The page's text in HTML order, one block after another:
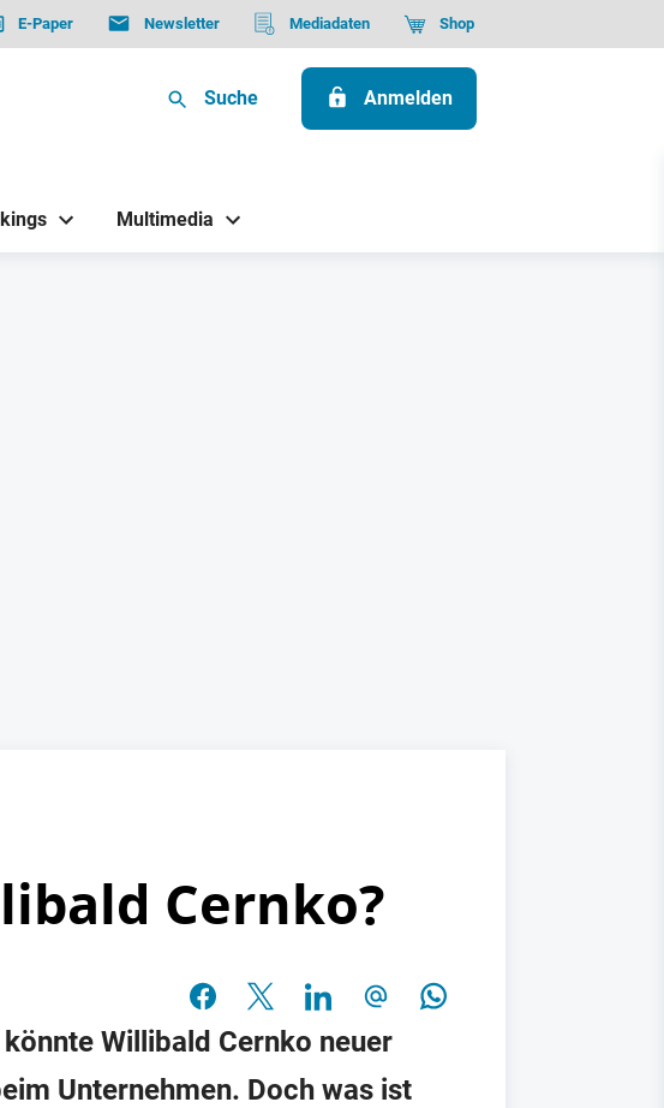
E-Paper Newsletter Mediadaten Shop
Suche Anmelden
Multimedia
Cernko?
Willibald Cernko neuer
Unternehmen. Doch was ist